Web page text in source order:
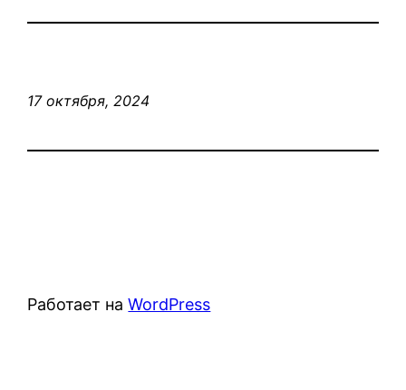
17 октября, 2024
Работает наWordPress